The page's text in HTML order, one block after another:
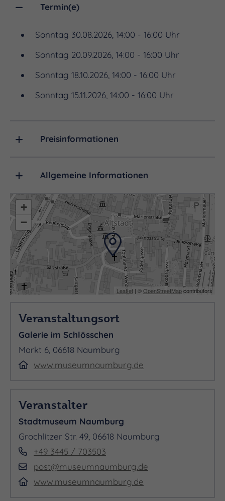
mehr über Prozesse, Ideen und Hintergründe der
Kunstvermittlung wird an folgendenSonntagen in
der Zeit von 14.00 bis 16.00 Uhr
28. Juni | 2. August | 30. August | 20. September |
18. Oktober | 15. November
5,50 € bzw. 3,50 € (ermäßigt) ist zu entrichten. Um
post@museumnaumburg.de) oder telefonisch
Wir freuen uns auf einen inspirierenden Austausch
und spannende Entdeckungen!
Termin(e)
Sonntag 30.08.2026, 14:00 - 16:00 Uhr
Sonntag 20.09.2026, 14:00 - 16:00 Uhr
Sonntag 18.10.2026, 14:00 - 16:00 Uhr
Sonntag 15.11.2026, 14:00 - 16:00 Uhr
Preisinformationen
Allgemeine Informationen
+
−
Leaflet | ©OpenStreetMapcontributors
Veranstaltungsort
Galerie im Schlösschen
Markt 6, 06618 Naumburg
www.museumnaumburg.de
Veranstalter
Stadtmuseum Naumburg
Grochlitzer Str. 49, 06618 Naumburg
+49 3445 / 703503
post@museumnaumburg.de
www.museumnaumburg.de